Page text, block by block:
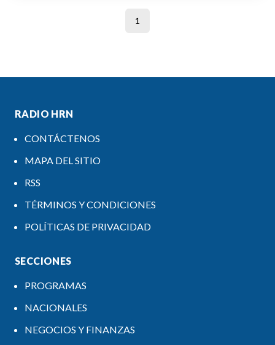
1
RADIO HRN
CONTÁCTENOS
MAPA DEL SITIO
RSS
TÉRMINOS Y CONDICIONES
POLÍTICAS DE PRIVACIDAD
SECCIONES
PROGRAMAS
NACIONALES
NEGOCIOS Y FINANZAS